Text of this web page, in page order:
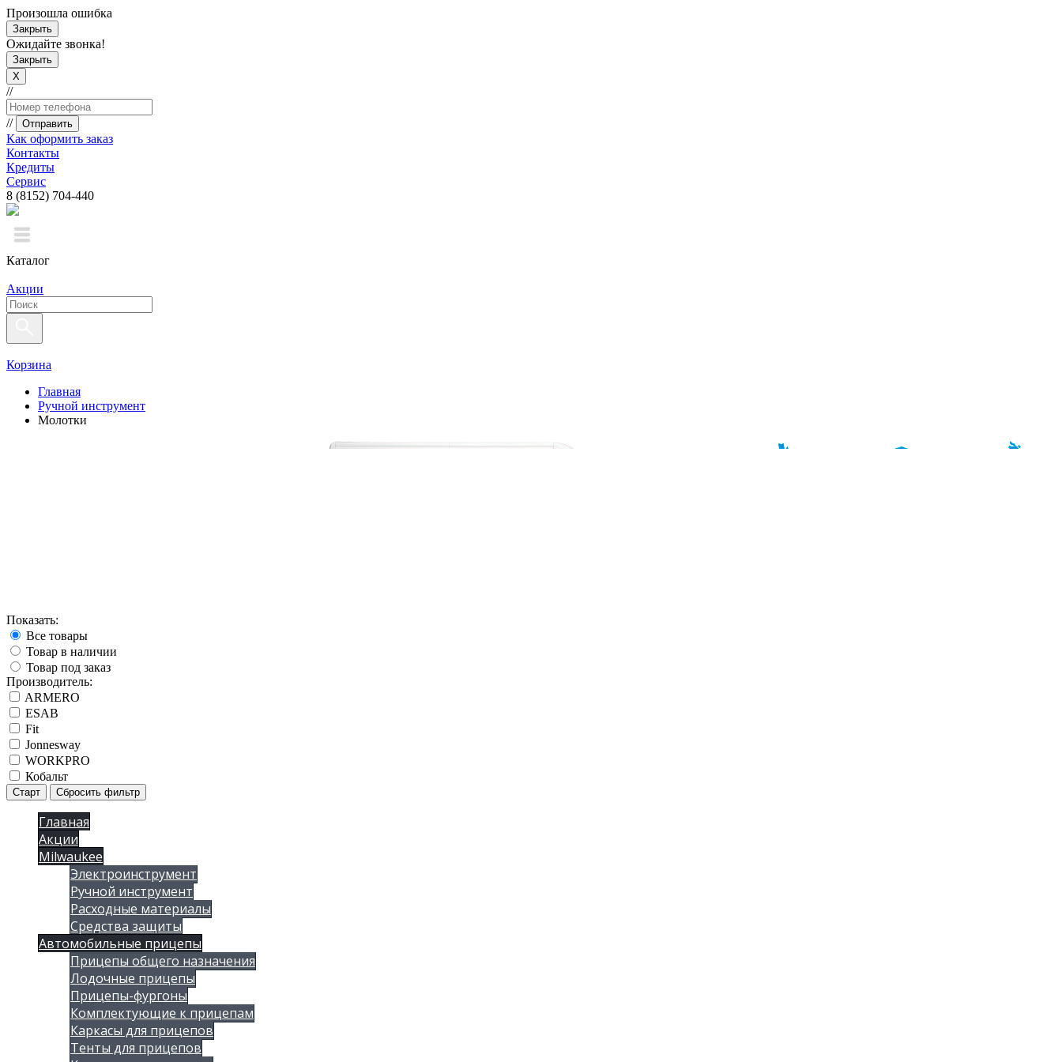
Произошла ошибка
Закрыть
Ожидайте звонка!
Закрыть
X
//
// Отправить
Как оформить заказ
Контакты
Кредиты
Сервис
8 (8152) 704-440
Каталог
Акции
Корзина
Главная
Ручной инструмент
Молотки
Показать:
Все товары
Товар в наличии
Товар под заказ
Производитель:
ARMERO
ESAB
Fit
Jonnesway
WORKPRO
Кобальт
Старт Сбросить фильтр
Главная
Акции
Milwaukee
Электроинструмент
Ручной инструмент
Расходные материалы
Средства защиты
Автомобильные прицепы
Прицепы общего назначения
Лодочные прицепы
Прицепы-фургоны
Комплектующие к прицепам
Каркасы для прицепов
Тенты для прицепов